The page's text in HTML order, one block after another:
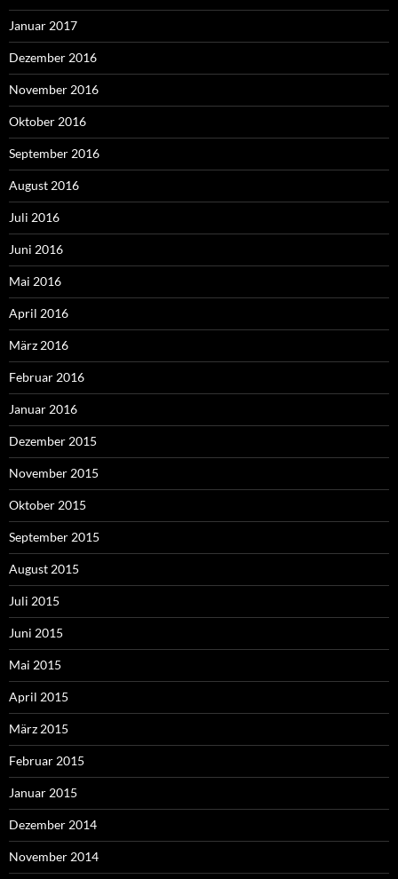
Januar 2017
Dezember 2016
November 2016
Oktober 2016
September 2016
August 2016
Juli 2016
Juni 2016
Mai 2016
April 2016
März 2016
Februar 2016
Januar 2016
Dezember 2015
November 2015
Oktober 2015
September 2015
August 2015
Juli 2015
Juni 2015
Mai 2015
April 2015
März 2015
Februar 2015
Januar 2015
Dezember 2014
November 2014